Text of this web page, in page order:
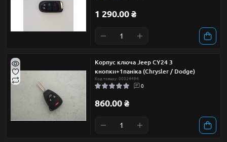
1 290.00 ₴
Корпус ключа Jeep CY24 3
кнопки+1паніка (Chrysler / Dodge)
Код товару: 00024494
0
860.00 ₴